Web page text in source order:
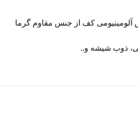
آلومینیومی کف از جنس مقاوم گرما